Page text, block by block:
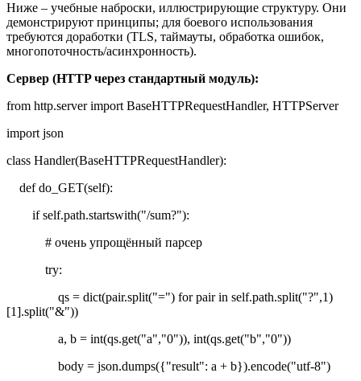
Ниже – учебные наброски, иллюстрирующие структуру. Они
демонстрируют принципы; для боевого использования
требуются доработки (TLS, таймауты, обработка ошибок,
многопоточность/асинхронность).
Сервер (HTTP через стандартный модуль):
from http.server import BaseHTTPRequestHandler, HTTPServer
import json
class Handler(BaseHTTPRequestHandler):
def do_GET(self):
if self.path.startswith("/sum?"):
# очень упрощённый парсер
try:
qs = dict(pair.split("=") for pair in self.path.split("?",1)
[1].split("&"))
a, b = int(qs.get("a","0")), int(qs.get("b","0"))
body = json.dumps({"result": a + b}).encode("utf-8")